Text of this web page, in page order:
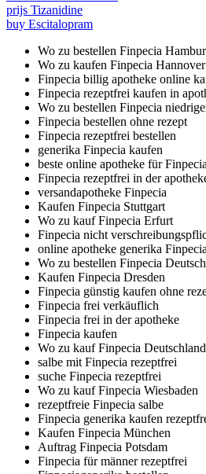
prijs Tizanidine
buy Escitalopram
Wo zu bestellen Finpecia
Wo zu kaufen Finpecia Hannover
Finpecia billig apotheke online
Finpecia rezeptfrei kaufen in
Wo zu bestellen Finpecia
Finpecia bestellen ohne rezept
Finpecia rezeptfrei bestellen
generika Finpecia kaufen
beste online apotheke für Finpecia
Finpecia rezeptfrei in der
versandapotheke Finpecia
Kaufen Finpecia Stuttgart
Wo zu kauf Finpecia Erfurt
Finpecia nicht
online apotheke generika Finpecia
Wo zu bestellen Finpecia
Kaufen Finpecia Dresden
Finpecia günstig kaufen ohne
Finpecia frei verkäuflich
Finpecia frei in der apotheke
Finpecia kaufen
Wo zu kauf Finpecia Deutschland
salbe mit Finpecia rezeptfrei
suche Finpecia rezeptfrei
Wo zu kauf Finpecia Wiesbaden
rezeptfreie Finpecia salbe
Finpecia generika kaufen
Kaufen Finpecia München
Auftrag Finpecia Potsdam
Finpecia für männer rezeptfrei